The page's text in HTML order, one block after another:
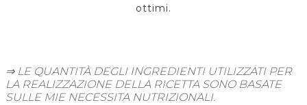
ottimi.
⇒ LE QUANTITÀ DEGLI INGREDIENTI UTILIZZATI PER
LA REALIZZAZIONE DELLA RICETTA SONO BASATE
SULLE MIE NECESSITA NUTRIZIONALI.